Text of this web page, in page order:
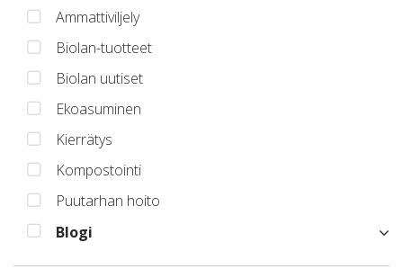
Ammattiviljely
Biolan-tuotteet
Biolan uutiset
Ekoasuminen
Kierrätys
Kompostointi
Puutarhan hoito
Blogi